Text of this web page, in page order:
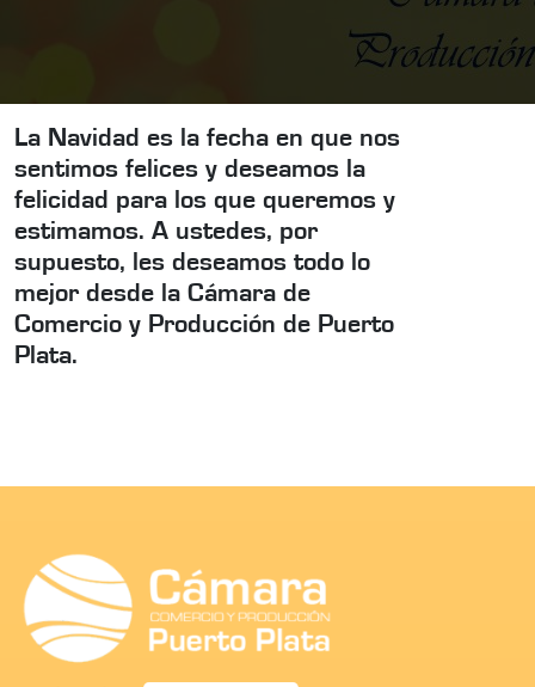
La Navidad es la fecha en que nos
sentimos felices y deseamos la
felicidad para los que queremos y
estimamos. A ustedes, por
supuesto, les deseamos todo lo
mejor desde la Cámara de
Comercio y Producción de Puerto
Plata.